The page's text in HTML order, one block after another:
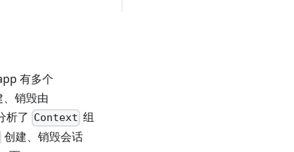
有多个
销毁由
析了 Context 组
创建、销毁会话